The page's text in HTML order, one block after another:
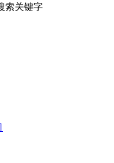
索关键字